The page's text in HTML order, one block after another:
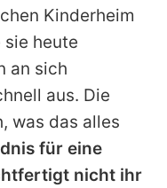
Kinderheim
sie heute
an sich
aus. Die
was das alles
für eine
nicht ihr